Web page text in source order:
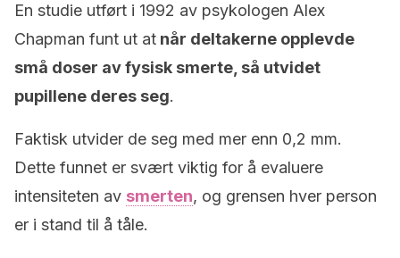
En studie utført i 1992 av psykologen Alex
Chapman funt ut at når deltakerne opplevde
små doser av fysisk smerte, så utvidet
pupillene deres seg.
Faktisk utvider de seg med mer enn 0,2 mm.
Dette funnet er svært viktig for å evaluere
intensiteten av smerten, og grensen hver person
er i stand til å tåle.